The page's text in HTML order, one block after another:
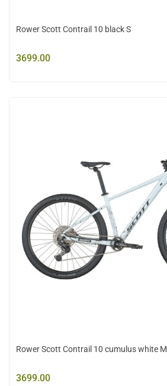
Rower Scott Contrail 10 black S
3699.00
Rower Scott Contrail 10 cumulus white M
3699.00